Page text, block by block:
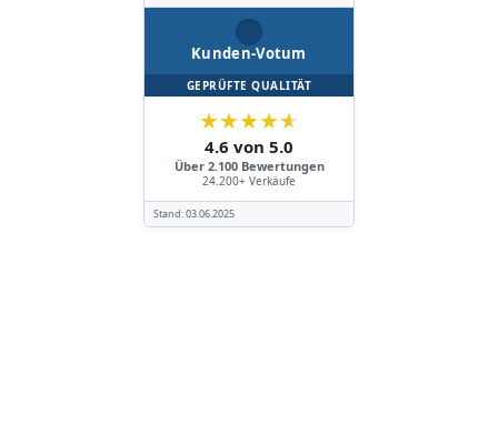
Kunden-Votum
GEPRÜFTE QUALITÄT
★★★★★
4.6 von 5.0
Über 2.100 Bewertungen
24.200+ Verkäufe
Stand:03.06.2025